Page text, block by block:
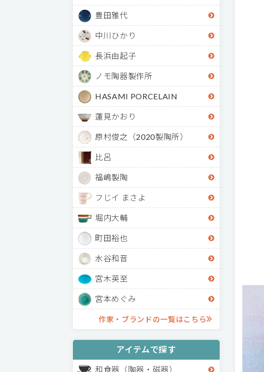
豊田雅代
中川ひかり
長浜由起子
ノモ陶器製作所
HASAMI PORCELAIN
蓮見かおり
原村俊之（2020製陶所）
比呂
福嶋製陶
フじイ まさよ
堀内大輔
町田裕也
水谷和音
宮木英至
宮本めぐみ
作家・ブランドの一覧はこちら
アイテムで探す
和食器（陶器・磁器）